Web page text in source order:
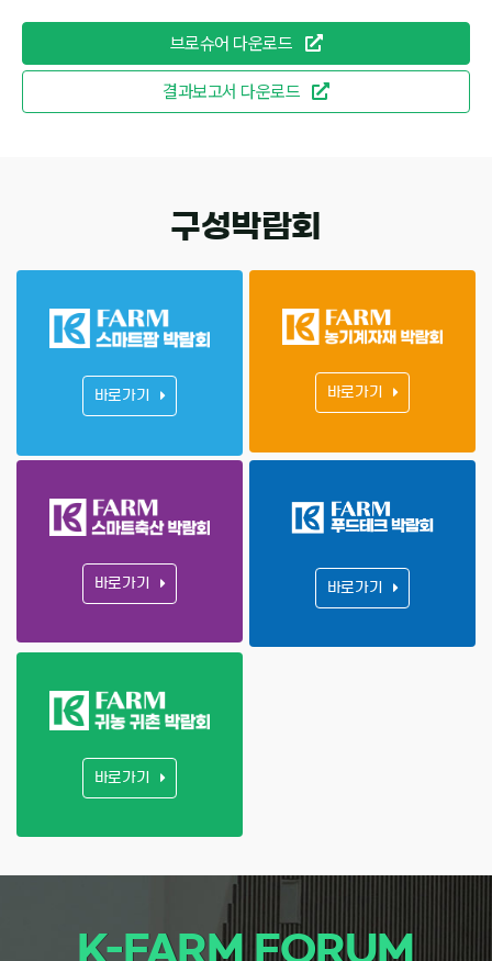
브로슈어 다운로드
결과보고서 다운로드
구성박람회
바로가기 바로가기
바로가기 바로가기
바로가기
K-FARM FORUM